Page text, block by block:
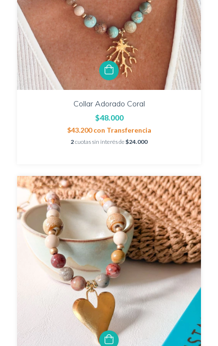
Collar Adorado Coral
$48.000
$43.200con Transferencia
2cuotas sin interés de$24.000